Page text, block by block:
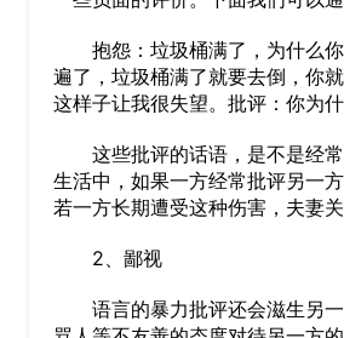
抱怨：垃圾桶满了，为什么你
遍了，垃圾桶满了就要去倒，你
这样子让我很失望。批评：你为
这些批评的话语，是不是经常
生活中，如果一方经常批评另一
若一方长期遭受这种伤害，夫妻
2、鄙视
语言的暴力批评还会滋生另一